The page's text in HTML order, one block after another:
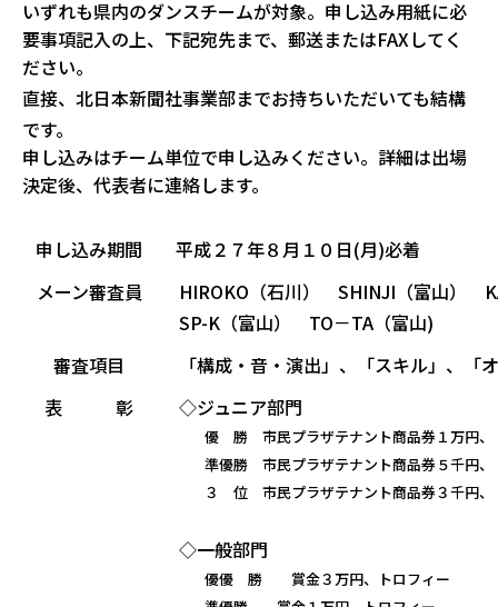
いずれも県内のダンスチームが対象。申し込み用紙に必
要事項記入の上、下記宛先まで、郵送またはFAXしてく
ださい。
直接、北日本新聞社事業部までお持ちいただいても結構
です。
申し込みはチーム単位で申し込みください。詳細は出場
決定後、代表者に連絡します。
申し込み期間
平成２７年８月１０日(月)必着
メーン審査員
HIROKO（石川） SHINJI（富山）
SP-K（富山） TO－TA（富山)
審査項目
「構成・音・演出」、「スキル」、「
表 彰
◇ジュニア部門
優 勝 市民プラザテナント商品券１万円、ト
準優勝 市民プラザテナント商品券５千円、
３ 位 市民プラザテナント商品券３千円、
◇一般部門
優優 勝 賞金３万円、トロフィー